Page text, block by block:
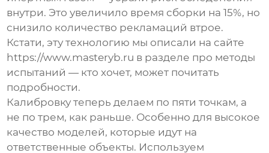
внутри. Это увеличило время сборки на 15%, но
снизило количество рекламаций втрое.
Кстати, эту технологию мы описали на сайте
https://www.masteryb.ru в разделе про методы
испытаний — кто хочет, может почитать
подробности.
Калибровку теперь делаем по пяти точкам, а
не по трем, как раньше. Особенно для высокое
качество моделей, которые идут на
ответственные объекты. Используем